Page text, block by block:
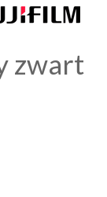
zwart